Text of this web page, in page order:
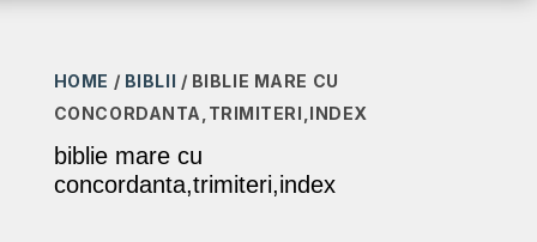
HOME / BIBLII / BIBLIE MARE CU
CONCORDANTA,TRIMITERI,INDEX
biblie mare cu
concordanta,trimiteri,index